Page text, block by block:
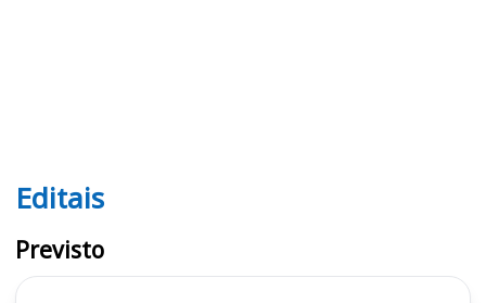
Editais SERPRO
Editais
Previsto